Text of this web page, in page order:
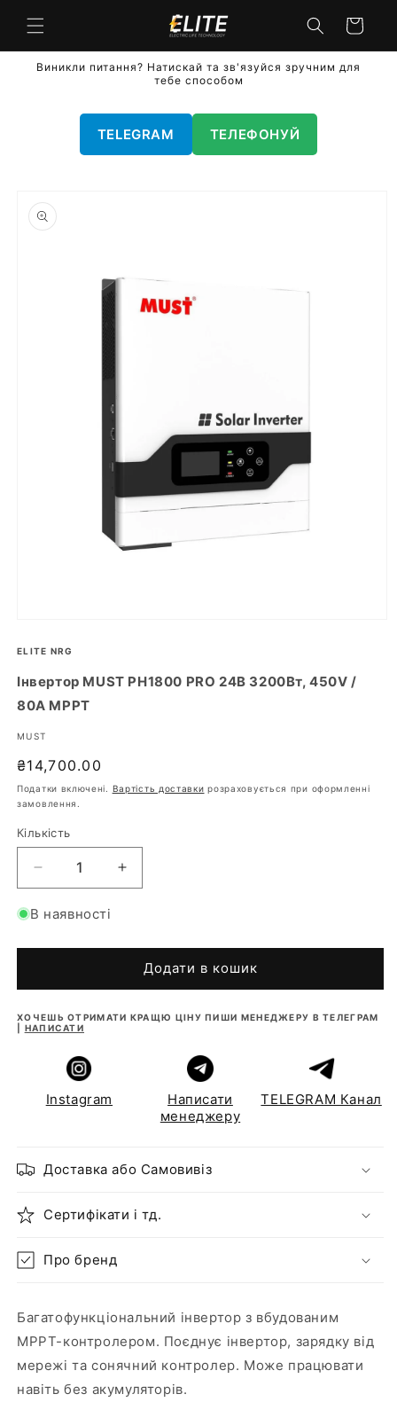
до
вмісту
кошик
Виникли питання? Натискай та зв'язуйся зручним для
тебе способом
TELEGRAM ТЕЛЕФОНУЙ
інформації
про
1
модальному
режимі
ELITE NRG
Інвертор MUST PH1800 PRO 24В 3200Вт, 450V /
80А MPPT
:MUST
Звичайна
ціна
₴14,700.00
Податки включені. Вартість доставки розраховується при оформленні
замовлення.
Кількість
Зменшити
кількість
для
MUST
PRO
3200Вт,
MPPT
Збільшити
кількість
MUST
PH1800
PRO
3200Вт,
В наявності
Додати в кошик
ХОЧЕШЬ ОТРИМАТИ КРАЩЮ ЦІНУ ПИШИ МЕНЕДЖЕРУ В ТЕЛЕГРАМ
НАПИСАТИ
Instagram
Написати
менеджеру
TELEGRAM Канал
Доставка або Самовивіз
Сертифікати і тд.
Про бренд
Багатофункціональний інвертор з вбудованим
MPPT-контролером. Поєднує інвертор, зарядку від
мережі та сонячний контролер. Може працювати
навіть без акумуляторів.